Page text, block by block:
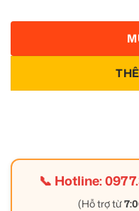
📞 Hotline:
(Hỗ trợ từ